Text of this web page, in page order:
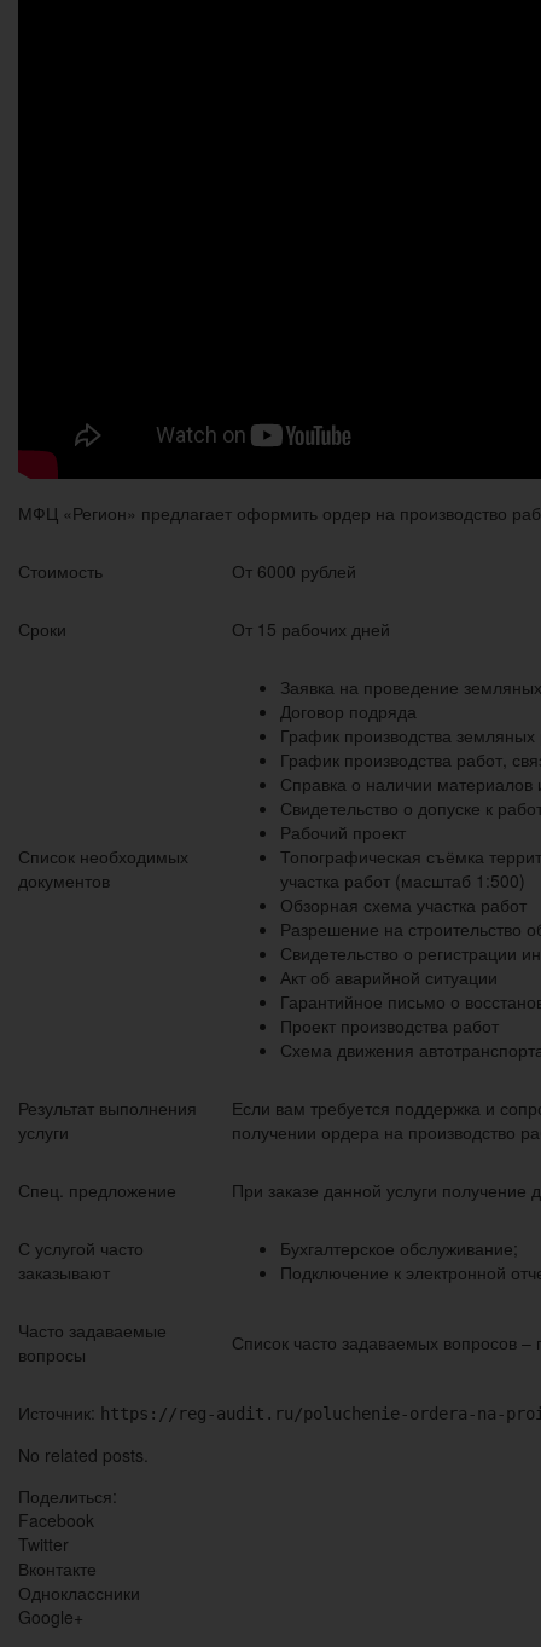
МФЦ «Регион» предлагает оформить ордер на производство
Стоимость От 6000 рублей
Сроки От 15 рабочих дней
Список необходимых
документов
Заявка на проведение
Договор подряда
График производства земляных
График производства работ,
Справка о наличии
Свидетельство о допуске к
Рабочий проект
Топографическая съёмка
участка работ (масштаб 1:500)
Обзорная схема участка работ
Разрешение на строительство
Свидетельство о регистрации
Акт об аварийной ситуации
Гарантийное письмо о
Проект производства работ
Схема движения
Результат выполнения
услуги
Если вам требуется поддержка и
получении ордера на производство
Спец. предложение При заказе данной услуги
С услугой часто
заказывают
Бухгалтерское обслуживание;
Подключение к электронной
Часто задаваемые
вопросы
Список часто задаваемых вопросов –
Источник: https://reg-audit.ru/poluchenie-ordera-na-
No related posts.
Поделиться:
Facebook
Twitter
Вконтакте
Одноклассники
Google+